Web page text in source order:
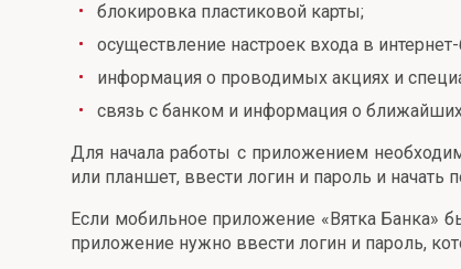
блокировка пластиковой карты;
осуществление настроек входа в
информация о проводимых акциях и
связь с банком и информация о
Для начала работы с приложением
или планшет, ввести логин и пароль и начать
Если мобильное приложение «Вятка Банка»
приложение нужно ввести логин и пароль,